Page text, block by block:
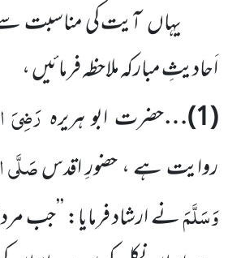
یہاںآیت کی مناسبت
اَحادیثِ مبارکہ ملاحظہ فرمائیں،
(
1
)…حضرت ابو ہریرہ رَضِیَ
روایت ہے ، حضورِ اقدسصَلَّی
وَسَلَّمَنے ارشاد فرمایا: ’’جب